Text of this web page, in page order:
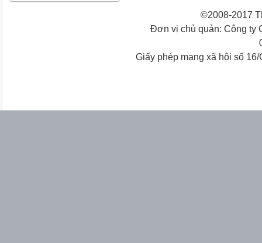
©2008-2017
Đơn vị chủ quản: Công ty
Giấy phép mạng xã hội số